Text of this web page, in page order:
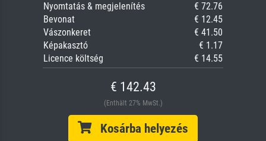
Nyomtatás & megjelenítés
€ 72.76
Bevonat
€ 12.45
Vászonkeret
€ 41.50
Képakasztó
€ 1.17
Licence költség
€ 14.55
€ 142.43
(Enthält 27% MwSt.)
Kosárba helyezés